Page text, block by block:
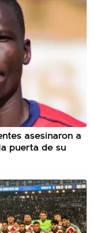
asesinaron a
puerta de su